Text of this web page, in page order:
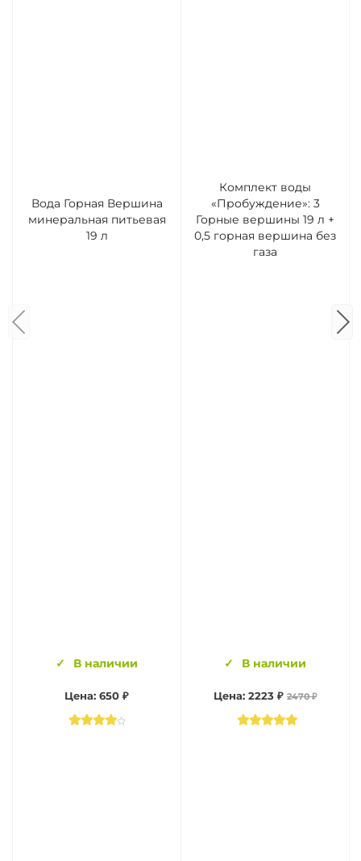
Вода Горная Вершина
минеральная питьевая
19 л
В наличии
Цена: 650 ₽
Комплект воды
«Пробуждение»: 3
Горные вершины 19 л +
0,5 горная вершина без
газа
В наличии
Цена: 2223 ₽ 2470 ₽